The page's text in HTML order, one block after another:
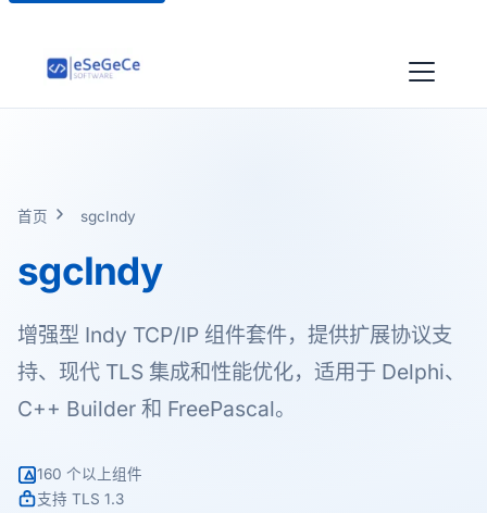
首页 sgcIndy
sgcIndy
增强型 Indy TCP/IP 组件套件，提供扩展协议支
持、现代 TLS 集成和性能优化，适用于 Delphi、
C++ Builder 和 FreePascal。
160 个以上组件
支持 TLS 1.3